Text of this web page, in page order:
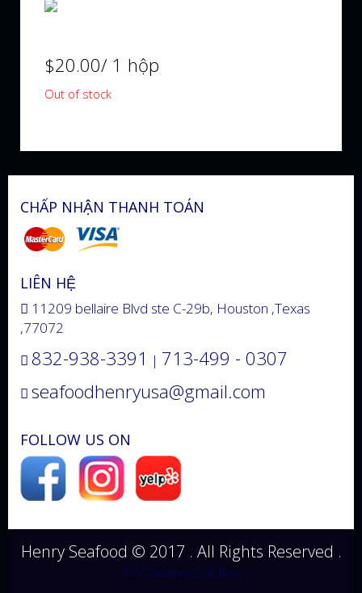
$20.00/ 1 hộp
Out of stock
CHẤP NHẬN THANH TOÁN
LIÊN HỆ
11209 bellaire Blvd ste C-29b, Houston ,Texas
,77072
832-938-3391 | 713-499 - 0307
seafoodhenryusa@gmail.com
FOLLOW US ON
Henry Seafood © 2017 . All Rights Reserved .
TV Creative Solution